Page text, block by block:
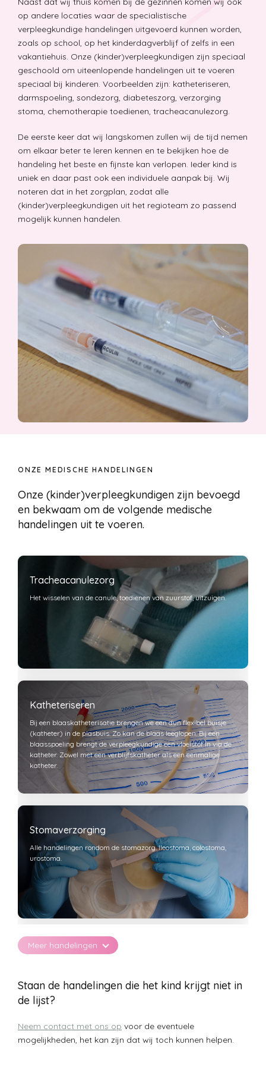
op andere locaties waar de specialistische
verpleegkundige handelingen uitgevoerd kunnen worden,
zoals op school, op het kinderdagverblijf of zelfs in een
vakantiehuis. Onze (kinder)verpleegkundigen zijn speciaal
geschoold om uiteenlopende handelingen uit te voeren
speciaal bij kinderen. Voorbeelden zijn: katheteriseren,
darmspoeling, sondezorg, diabeteszorg, verzorging
stoma, chemotherapie toedienen, tracheacanulezorg.
De eerste keer dat wij langskomen zullen wij de tijd nemen
om elkaar beter te leren kennen en te bekijken hoe de
handeling het beste en fijnste kan verlopen. Ieder kind is
uniek en daar past ook een individuele aanpak bij. Wij
noteren dat in het zorgplan, zodat alle
(kinder)verpleegkundigen uit het regioteam zo passend
mogelijk kunnen handelen.
ONZE MEDISCHE HANDELINGEN
Onze (kinder)verpleegkundigen zijn bevoegd
en bekwaam om de volgende medische
handelingen uit te voeren.
Tracheacanulezorg
Het wisselen van de canule, toedienen van zuurstof, uitzuigen.
Katheteriseren
Bij een blaaskatheterisatie brengen we een dun flexibel buisje
(katheter) in de plasbuis. Zo kan de blaas leeglopen. Bij een
blaasspoeling brengt de verpleegkundige een vloeistof in via de
katheter. Zowel met een verblijfskatheter als een eenmalige
katheter.
Stomaverzorging
Alle handelingen rondom de stomazorg. Ileostoma, colostoma,
urostoma.
Infusietherapie
PICC-lijn, Hickman/Broviac-lijn, midline, perifeer infuus of Port-
a-cath. Tevens verzorging. Aanleggen perifeer infuus.
Meer handelingen
Staan de handelingen die het kind krijgt niet in
de lijst?
Neem contact met ons op voor de eventuele
mogelijkheden, het kan zijn dat wij toch kunnen helpen.